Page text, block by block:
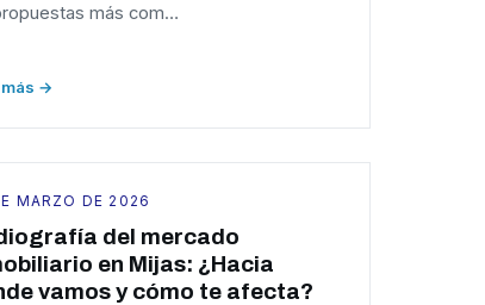
más com…
más →
MARZO DE 2026
del mercado
en Mijas: ¿Hacia
vamos y cómo te afecta?